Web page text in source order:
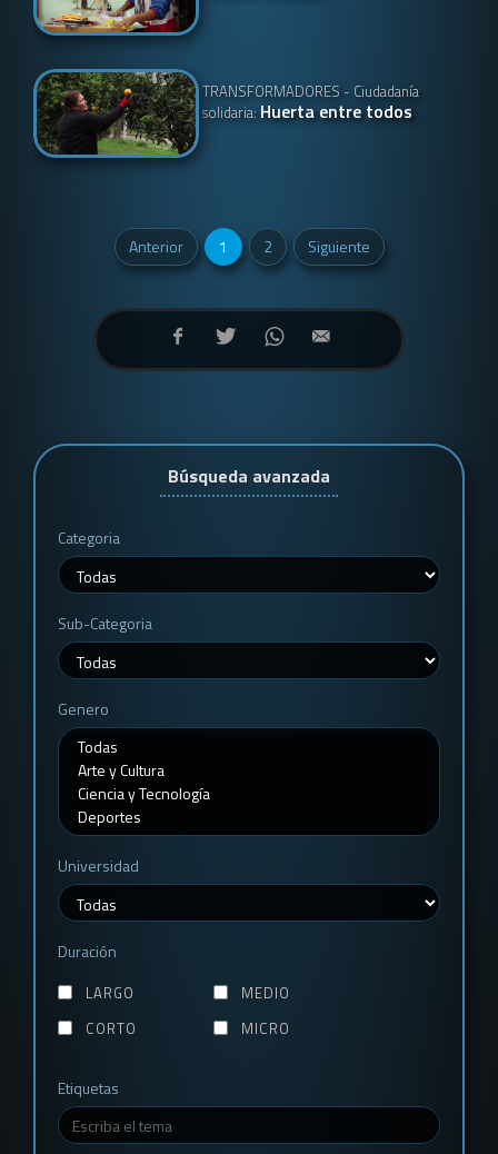
TRANSFORMADORES - Ciudadanía
solidaria: Huerta entre todos
Anterior 1 2 Siguiente
Búsqueda avanzada
Categoria
Sub-Categoria
Genero
Universidad
Duración
LARGO
MEDIO
CORTO
MICRO
Etiquetas